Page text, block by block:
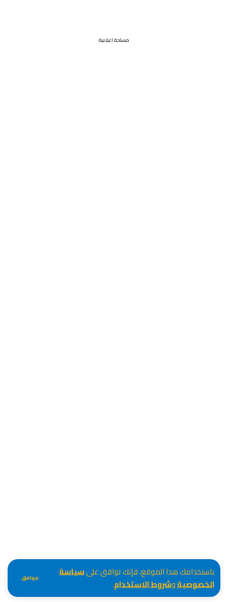
باستخدامك هذا الموقع، فإنك توافق علىسياسة
الخصوصيةوشروط الاستخدام. موافق
مساحة اعلانية